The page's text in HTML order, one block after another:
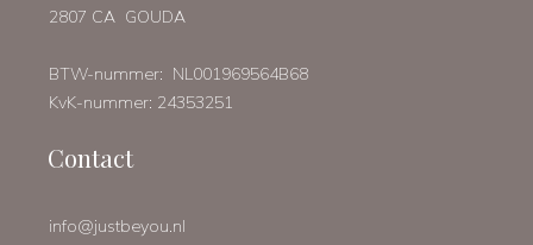
2807 CA GOUDA
BTW-nummer: NL001969564B68
KvK-nummer: 24353251
Contact
info@justbeyou.nl